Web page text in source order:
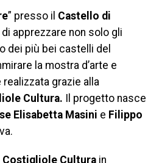
” presso il Castello di
apprezzare non solo gli
dei più bei castelli del
la mostra d’arte e
grazie alla
Cultura. Il progetto nasce
Elisabetta Masini e Filippo
Cultura in